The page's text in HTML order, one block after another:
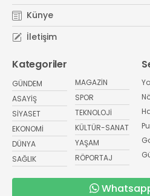
Künye
İletişim
Kategoriler
GÜNDEM
ASAYİŞ
SİYASET
EKONOMİ
DÜNYA
SAĞLIK
MAGAZİN
SPOR
TEKNOLOJİ
KÜLTÜR-SANAT
YAŞAM
RÖPORTAJ